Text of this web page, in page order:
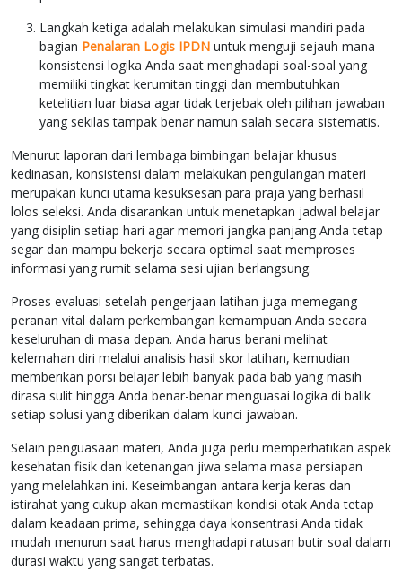
Langkah ketiga adalah melakukan simulasi mandiri pada
bagian Penalaran Logis IPDN untuk menguji sejauh mana
konsistensi logika Anda saat menghadapi soal-soal yang
memiliki tingkat kerumitan tinggi dan membutuhkan
ketelitian luar biasa agar tidak terjebak oleh pilihan jawaban
yang sekilas tampak benar namun salah secara sistematis.
Menurut laporan dari lembaga bimbingan belajar khusus
kedinasan, konsistensi dalam melakukan pengulangan materi
merupakan kunci utama kesuksesan para praja yang berhasil
lolos seleksi. Anda disarankan untuk menetapkan jadwal belajar
yang disiplin setiap hari agar memori jangka panjang Anda tetap
segar dan mampu bekerja secara optimal saat memproses
informasi yang rumit selama sesi ujian berlangsung.
Proses evaluasi setelah pengerjaan latihan juga memegang
peranan vital dalam perkembangan kemampuan Anda secara
keseluruhan di masa depan. Anda harus berani melihat
kelemahan diri melalui analisis hasil skor latihan, kemudian
memberikan porsi belajar lebih banyak pada bab yang masih
dirasa sulit hingga Anda benar-benar menguasai logika di balik
setiap solusi yang diberikan dalam kunci jawaban.
Selain penguasaan materi, Anda juga perlu memperhatikan aspek
kesehatan fisik dan ketenangan jiwa selama masa persiapan
yang melelahkan ini. Keseimbangan antara kerja keras dan
istirahat yang cukup akan memastikan kondisi otak Anda tetap
dalam keadaan prima, sehingga daya konsentrasi Anda tidak
mudah menurun saat harus menghadapi ratusan butir soal dalam
durasi waktu yang sangat terbatas.